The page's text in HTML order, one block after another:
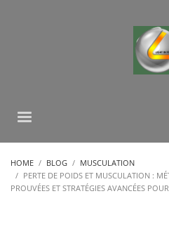
HOME BLOG
MUSCULATION
PERTE DE POIDS ET MUSCULATION :
PROUVÉES ET STRATÉGIES AVANCÉES